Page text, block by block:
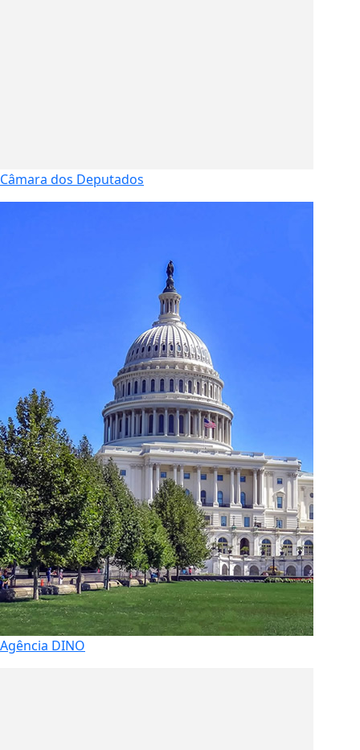
Câmara dos Deputados
Agência DINO